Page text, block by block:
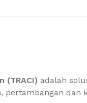
(TRACI) adalah
pertambangan dan